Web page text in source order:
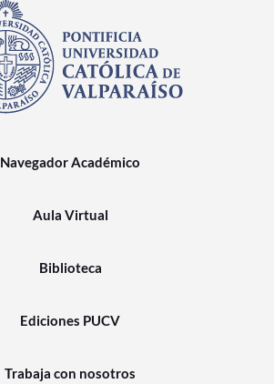
Navegador Académico
Aula Virtual
Biblioteca
Ediciones PUCV
Trabaja con nosotros